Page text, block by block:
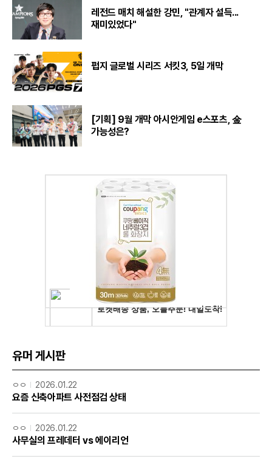
레전드 매치 해설한 강민, "관계자 설득...
재미있었다"
펍지 글로벌 시리즈 서킷3, 5일 개막
[기획] 9월 개막 아시안게임 e스포츠, 金
가능성은?
유머 게시판
ㅇㅇ 2026.01.22
요즘 신축아파트 사전점검 상태
ㅇㅇ 2026.01.22
사무실의 프레데터 vs 에이리언